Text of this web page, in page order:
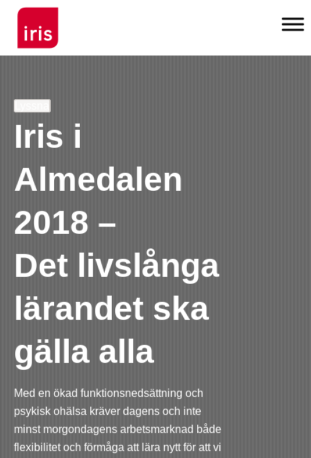
Iris i
Almedalen
2018 –
Det livslånga
lärandet ska
gälla alla
Med en ökad funktionsnedsättning och
psykisk ohälsa kräver dagens och inte
minst morgondagens arbetsmarknad både
flexibilitet och förmåga att lära nytt för att vi